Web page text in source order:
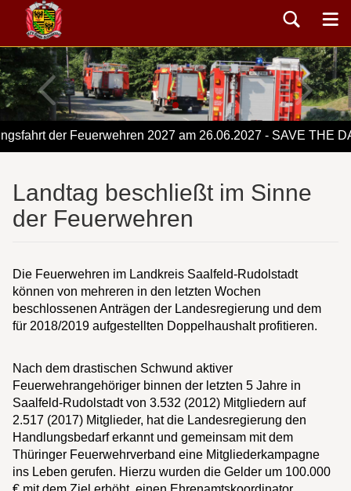
der Feuerwehren 2027 am 26.06.2027 - SAVE THE
Landtag beschließt im Sinne
der Feuerwehren
Die Feuerwehren im Landkreis Saalfeld-Rudolstadt
können von mehreren in den letzten Wochen
beschlossenen Anträgen der Landesregierung und dem
für 2018/2019 aufgestellten Doppelhaushalt profitieren.
Nach dem drastischen Schwund aktiver
Feuerwehrangehöriger binnen der letzten 5 Jahre in
Saalfeld-Rudolstadt von 3.532 (2012) Mitgliedern auf
2.517 (2017) Mitglieder, hat die Landesregierung den
Handlungsbedarf erkannt und gemeinsam mit dem
Thüringer Feuerwehrverband eine Mitgliederkampagne
ins Leben gerufen. Hierzu wurden die Gelder um 100.000